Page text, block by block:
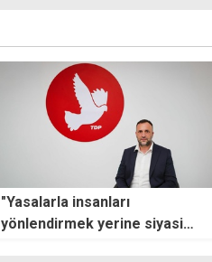
"Yasalarla insanları
yönlendirmek yerine siyasi